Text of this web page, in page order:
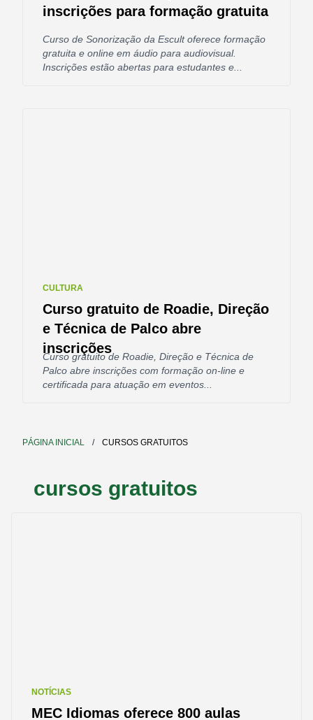
inscrições para formação gratuita
Curso de Sonorização da Escult oferece formação
gratuita e online em áudio para audiovisual.
Inscrições estão abertas para estudantes e...
CULTURA
Curso gratuito de Roadie, Direção
e Técnica de Palco abre
inscrições
Curso gratuito de Roadie, Direção e Técnica de
Palco abre inscrições com formação on-line e
certificada para atuação em eventos...
PÁGINA INICIAL / CURSOS GRATUITOS
cursos gratuitos
NOTÍCIAS
MEC Idiomas oferece 800 aulas